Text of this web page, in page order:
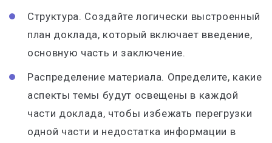
Структура. Создайте логически выстроенный
план доклада, который включает введение,
основную часть и заключение.
Распределение материала. Определите, какие
аспекты темы будут освещены в каждой
части доклада, чтобы избежать перегрузки
одной части и недостатка информации в